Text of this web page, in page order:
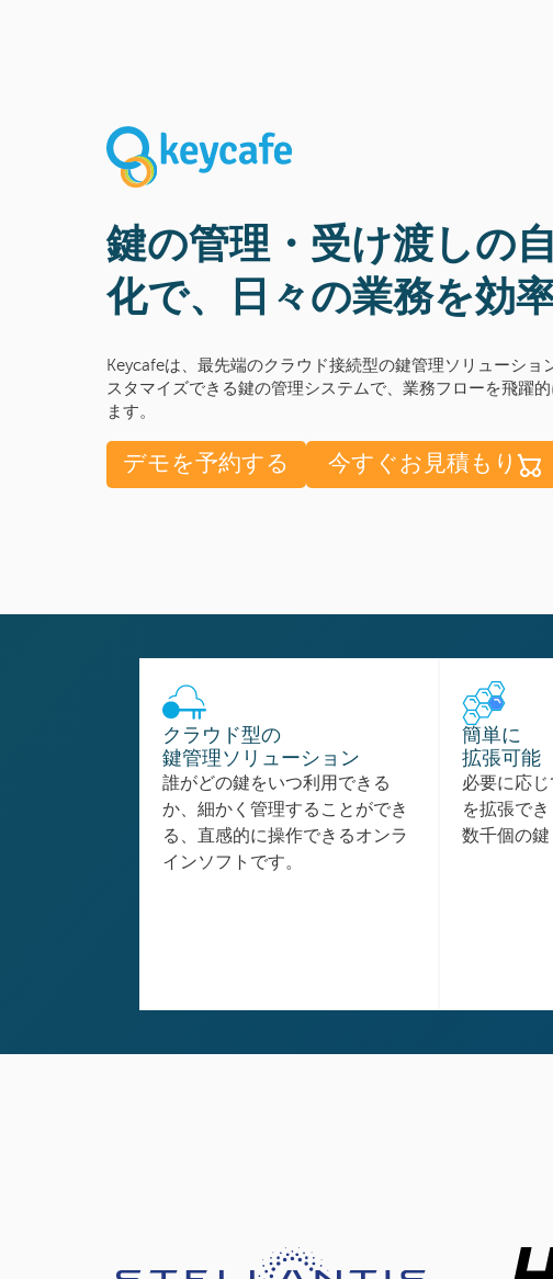
鍵の管理・受け渡しの
化で、日々の業務を効
Keycafeは、最先端のクラウド接続型の鍵管理ソリューショ
スタマイズできる鍵の管理システムで、業務フローを飛躍的
ます。
デモを予約する 今すぐお見積もり
クラウド型の
鍵管理ソリューション
誰がどの鍵をいつ利用できる
か、細かく管理することができ
る、直感的に操作できるオンラ
インソフトです。
簡単に
拡張可能
必要に応
を拡張で
数千個の鍵